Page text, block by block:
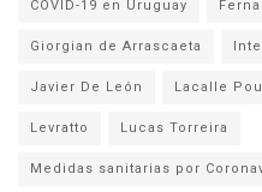
COVID-19 en Uruguay
Giorgian de Arrascaeta
Javier De León Lacalle Pou
Levratto Lucas Torreira
Medidas sanitarias por